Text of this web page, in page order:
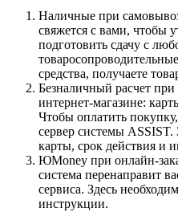
Наличные при
свяжется с вами, чтобы
подготовить сдачу с
средства, получаете
Безналичный расчет
интернет-магазине:
Чтобы оплатить
сервер системы
карты, срок действия и
ЮMoney при онлайн-
система перенаправит
сервиса. Здесь
инструкции.